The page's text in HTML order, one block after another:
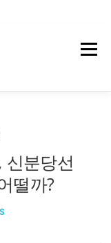
메뉴
분당선
떨까?